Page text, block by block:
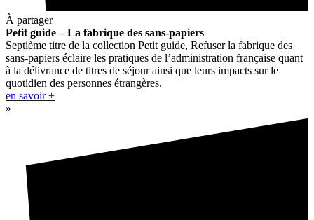
À partager
Petit guide – La fabrique des sans-papiers
Septième titre de la collection Petit guide, Refuser la fabrique des
sans-papiers éclaire les pratiques de l’administration française quant
à la délivrance de titres de séjour ainsi que leurs impacts sur le
quotidien des personnes étrangères.
en savoir +
»